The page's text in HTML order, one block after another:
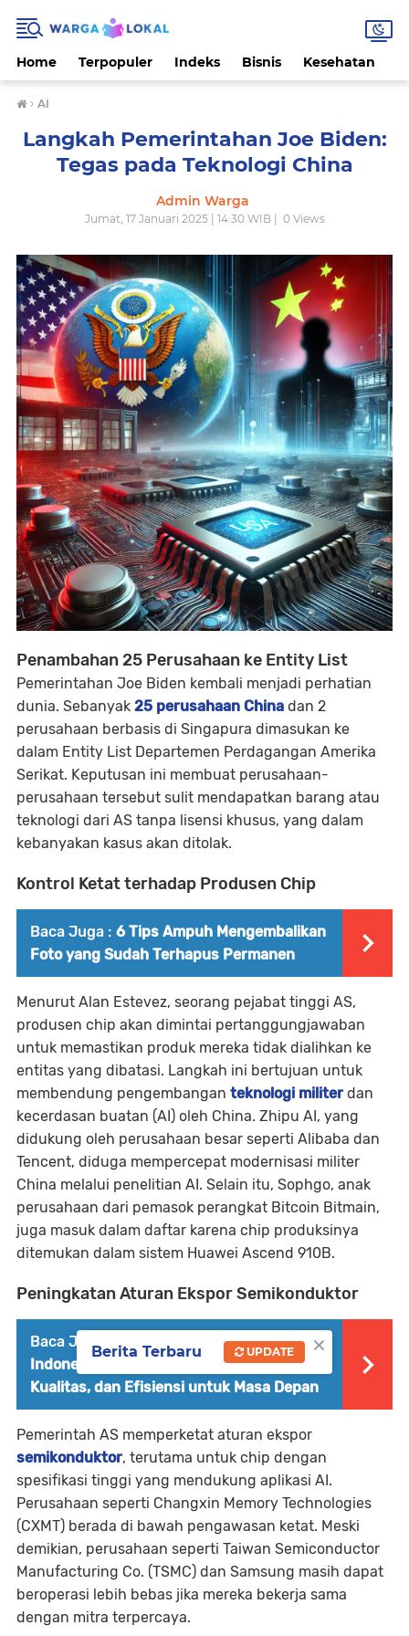
Home Terpopuler Indeks Bisnis Kesehatan
› AI
Langkah Pemerintahan Joe Biden:
Tegas pada Teknologi China
Admin Warga
Jumat, 17 Januari 2025 | 14:30 WIB | 0Views
Penambahan 25 Perusahaan ke Entity List
Pemerintahan Joe Biden kembali menjadi perhatian
dunia. Sebanyak 25 perusahaan China dan 2
perusahaan berbasis di Singapura dimasukan ke
dalam Entity List Departemen Perdagangan Amerika
Serikat. Keputusan ini membuat perusahaan-
perusahaan tersebut sulit mendapatkan barang atau
teknologi dari AS tanpa lisensi khusus, yang dalam
kebanyakan kasus akan ditolak.
Kontrol Ketat terhadap Produsen Chip
Baca Juga : 6 Tips Ampuh Mengembalikan
Foto yang Sudah Terhapus Permanen
Menurut Alan Estevez, seorang pejabat tinggi AS,
produsen chip akan dimintai pertanggungjawaban
untuk memastikan produk mereka tidak dialihkan ke
entitas yang dibatasi. Langkah ini bertujuan untuk
membendung pengembangan teknologi militerdan
kecerdasan buatan (AI) oleh China. Zhipu AI, yang
didukung oleh perusahaan besar seperti Alibaba dan
Tencent, diduga mempercepat modernisasi militer
China melalui penelitian AI. Selain itu, Sophgo, anak
perusahaan dari pemasok perangkat Bitcoin Bitmain,
juga masuk dalam daftar karena chip produksinya
ditemukan dalam sistem Huawei Ascend 910B.
Peningkatan Aturan Ekspor Semikonduktor
Baca Juga :
PT Pegaunihan Technology
Indonesia Menghadirkan Teknologi,
Kualitas, dan Efisiensi untuk Masa Depan
Pemerintah AS memperketat aturan ekspor
semikonduktor, terutama untuk chip dengan
spesifikasi tinggi yang mendukung aplikasi AI.
Perusahaan seperti Changxin Memory Technologies
(CXMT) berada di bawah pengawasan ketat. Meski
demikian, perusahaan seperti Taiwan Semiconductor
Manufacturing Co. (TSMC) dan Samsung masih dapat
beroperasi lebih bebas jika mereka bekerja sama
dengan mitra terpercaya.
×
Berita Terbaru UPDATE